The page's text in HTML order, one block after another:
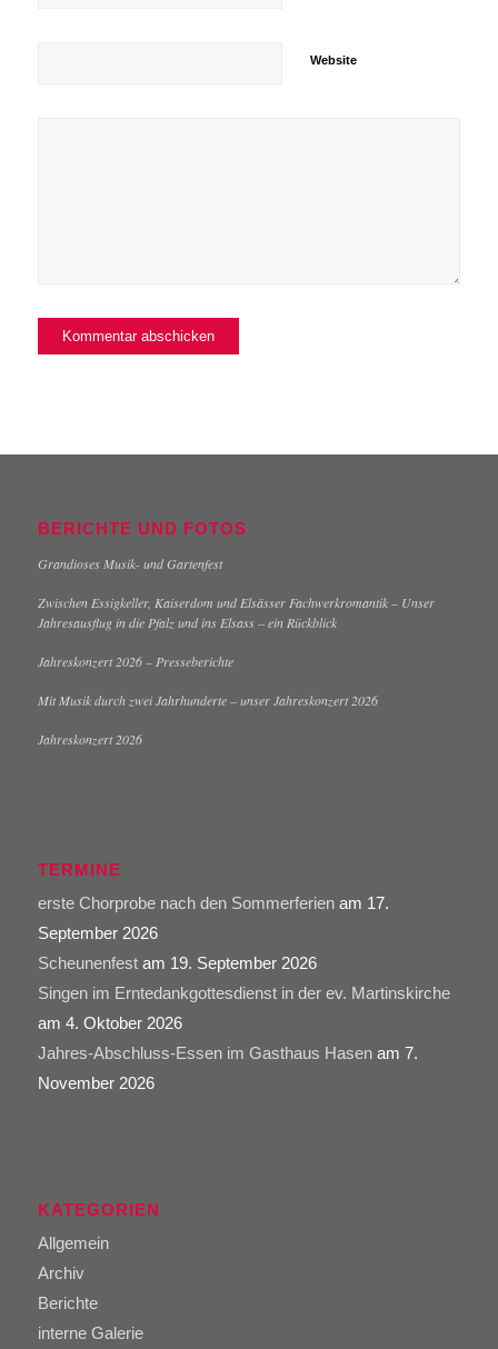
Website
BERICHTE UND FOTOS
Grandioses Musik- und Gartenfest
Zwischen Essigkeller, Kaiserdom und Elsässer Fachwerkromantik – Unser
Jahresausflug in die Pfalz und ins Elsass – ein Rückblick
Jahreskonzert 2026 – Presseberichte
Mit Musik durch zwei Jahrhunderte – unser Jahreskonzert 2026
Jahreskonzert 2026
TERMINE
erste Chorprobe nach den Sommerferienam 17.
September 2026
Scheunenfestam 19. September 2026
Singen im Erntedankgottesdienst in der ev. Martinskirche
am 4. Oktober 2026
Jahres-Abschluss-Essen im Gasthaus Hasenam 7.
November 2026
KATEGORIEN
Allgemein
Archiv
Berichte
interne Galerie